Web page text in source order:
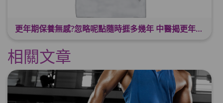
更年期保養無感?忽略呢點隨時捱多幾年 中醫揭更年保養關鍵 輕鬆舒適渡過更年期
相關文章